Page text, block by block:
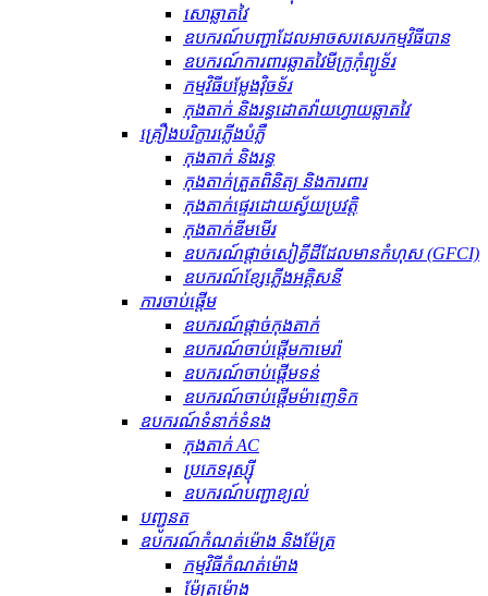
សោឆ្លាតវៃ
ឧបករណ៍បញ្ជាដែលអាចសរសេរកម្មវិធីបាន
ឧបករណ៍ការពារឆ្លាតវៃមីក្រូកុំព្យូទ័រ
កម្មវិធីបម្លែងវ៉ិចទ័រ
កុងតាក់ និងរន្ធដោតវ៉ាយហ្វាយឆ្លាតវៃ
គ្រឿងបរិក្ខារភ្លើងបំភ្លឺ
កុងតាក់ និងរន្ធ
កុងតាក់ត្រួតពិនិត្យ និងការពារ
កុងតាក់ផ្ទេរដោយស្វ័យប្រវត្តិ
កុងតាក់ឌីមមើរ
ឧបករណ៍​ផ្តាច់​សៀគ្វី​ដី​ដែល​មាន​កំហុស (GFCI)
ឧបករណ៍ខ្សែភ្លើងអគ្គិសនី
ការចាប់ផ្តើម
ឧបករណ៍ផ្តាច់កុងតាក់
ឧបករណ៍ចាប់ផ្តើមកាមេរ៉ា
ឧបករណ៍ចាប់ផ្តើមទន់
ឧបករណ៍ចាប់ផ្តើមម៉ាញេទិក
ឧបករណ៍​ទំនាក់ទំនង
កុងតាក់ AC
ប្រភេទរុស្ស៊ី
ឧបករណ៍បញ្ជាខ្យល់
បញ្ជូនត
ឧបករណ៍កំណត់ម៉ោង និងម៉ែត្រ
កម្មវិធីកំណត់ម៉ោង
ម៉ែត្រម៉ោង